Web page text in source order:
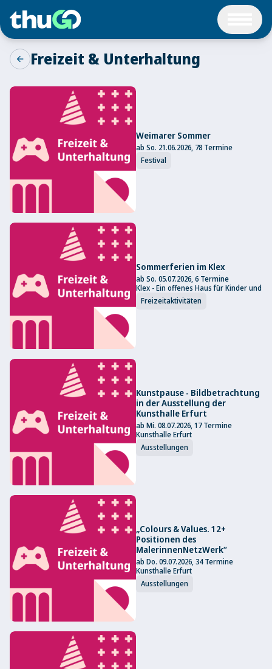
arrow_back Freizeit & Unterhaltung
Weimarer Sommer
ab So. 21.06.2026, 78 Termine
Festival
Sommerferien im Klex
ab So. 05.07.2026, 6 Termine
Klex - Ein offenes Haus für Kinder und
Freizeitaktivitäten
Kunstpause - Bildbetrachtung
in der Ausstellung der
Kunsthalle Erfurt
ab Mi. 08.07.2026, 17 Termine
Kunsthalle Erfurt
Ausstellungen
„Colours & Values. 12+
Positionen des
MalerinnenNetzWerk“
ab Do. 09.07.2026, 34 Termine
Kunsthalle Erfurt
Ausstellungen